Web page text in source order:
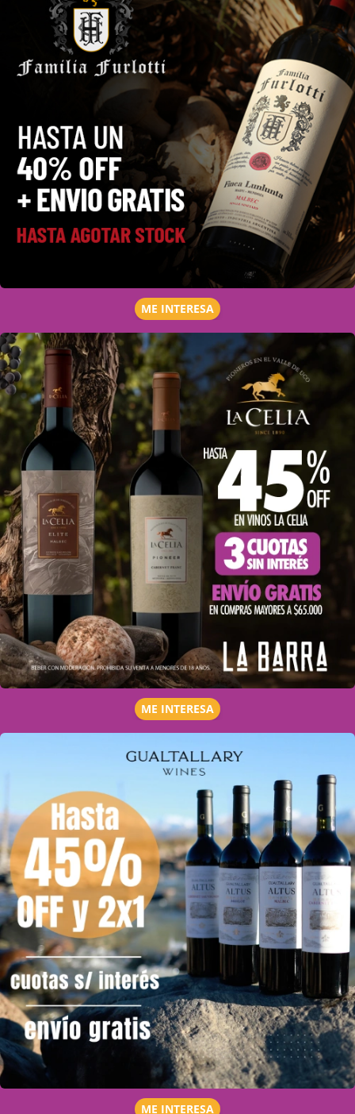
ME INTERESA
ME INTERESA
ME INTERESA